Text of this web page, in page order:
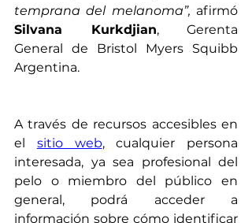
temprana del melanoma”,
Silvana Kurkdjian, Gerenta
General de Bristol Myers Squibb
Argentina.
A través de recursos accesibles en
el sitio web, cualquier persona
interesada, ya sea profesional del
pelo o miembro del público en
general, podrá acceder a
información sobre cómo identificar